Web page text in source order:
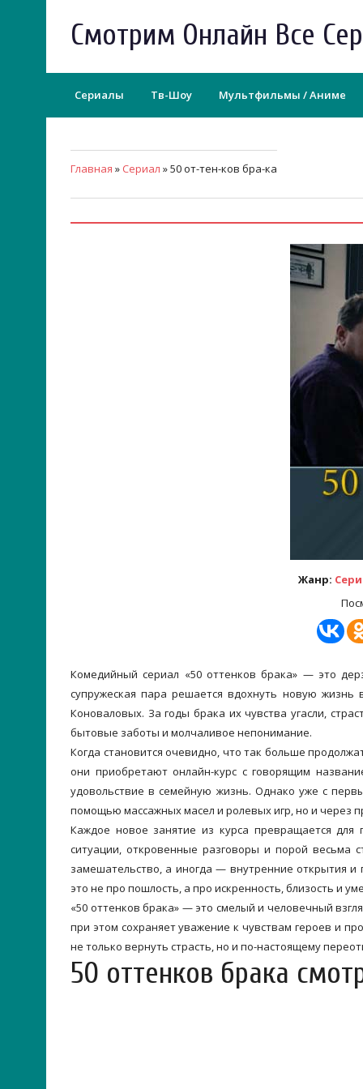
Смотрим Онлайн Все
Сериалы Тв-Шоу Мультфильмы / Аниме
Главная » Сериал » 50 от-тен-ков бра-ка
Жанр:
Комедийный сериал «50 оттенков брака» — это
супружеская пара решается вдохнуть новую
Коноваловых. За годы брака их чувства угасли,
бытовые заботы и молчаливое непонимание.
Когда становится очевидно, что так больше
они приобретают онлайн-курс с говорящим
удовольствие в семейную жизнь. Однако уже с
помощью массажных масел и ролевых игр, но и через
Каждое новое занятие из курса превращается
ситуации, откровенные разговоры и порой
замешательство, а иногда — внутренние открытия
это не про пошлость, а про искренность, близость и
«50 оттенков брака» — это смелый и человечный
при этом сохраняет уважение к чувствам героев и
не только вернуть страсть, но и по-настоящему
50 оттенков брака